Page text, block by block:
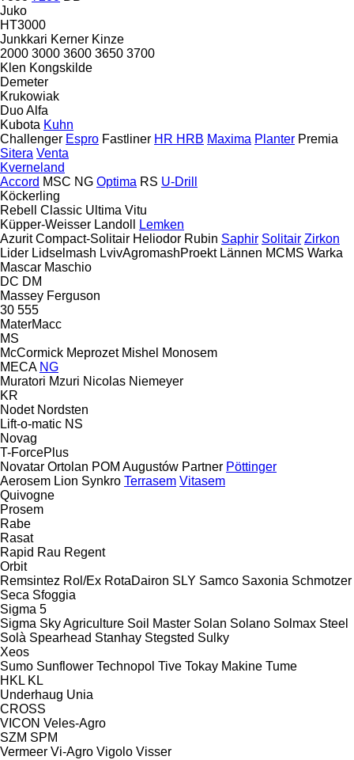
Juko
HT3000
Junkkari Kerner Kinze
2000 3000 3600 3650 3700
Klen Kongskilde
Demeter
Krukowiak
Duo Alfa
Kubota Kuhn
Challenger Espro Fastliner HR HRB Maxima Planter Premia
Sitera Venta
Kverneland
Accord MSC NG Optima RS U-Drill
Köckerling
Rebell Classic Ultima Vitu
Küpper-Weisser Landoll
Lemken
Azurit Compact-Solitair Heliodor Rubin Saphir Solitair Zirkon
Lider Lidselmash LvivAgromashProekt Lännen MCMS Warka
Mascar Maschio
DC DM
Massey Ferguson
30 555
MaterMacc
MS
McCormick Meprozet Mishel Monosem
MECA NG
Muratori Mzuri Nicolas Niemeyer
KR
Nodet Nordsten
Lift-o-matic NS
Novag
T-ForcePlus
Novatar Ortolan POM Augustów Partner Pöttinger
Aerosem Lion Synkro Terrasem Vitasem
Quivogne
Prosem
Rabe
Rasat
Rapid Rau Regent
Orbit
Remsintez Rol/Ex RotaDairon SLY Samco Saxonia Schmotzer
Seca Sfoggia
Sigma 5
Sigma Sky Agriculture Soil Master Solan Solano Solmax Steel
Solà Spearhead Stanhay Stegsted Sulky
Xeos
Sumo Sunflower Technopol Tive Tokay Makine Tume
HKL KL
Underhaug Unia
CROSS
VICON Veles-Agro
SZM SPM
Vermeer Vi-Agro Vigolo Visser